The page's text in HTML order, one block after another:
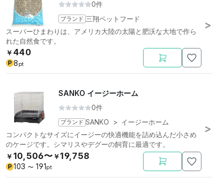
0件
ブランド 三翔ペットフード
スーパーひまわりは、アメリカ大陸の太陽と肥沃な大地で作ら
れた自然食です。
￥ 440
P 8 pt
SANKO イージーホーム
0件
ブランド SANKO > イージーホーム
コンパクトなサイズにイージーの快適機能を詰め込んだ小さめ
のケージです。シマリスやデグーの飼育に最適です。
￥ 10,506〜 ￥19,758
P 103 〜 191 pt